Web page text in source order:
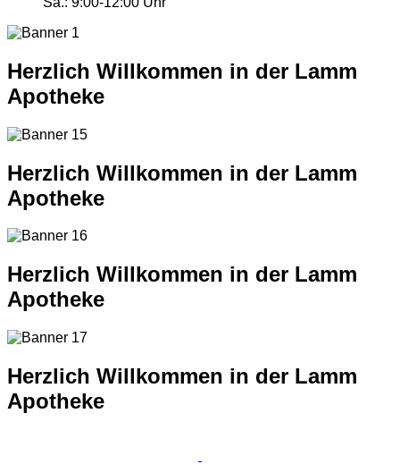
Herzlich Willkommen in der Lamm
Apotheke
Herzlich Willkommen in der Lamm
Apotheke
Herzlich Willkommen in der Lamm
Apotheke
Herzlich Willkommen in der Lamm
Apotheke